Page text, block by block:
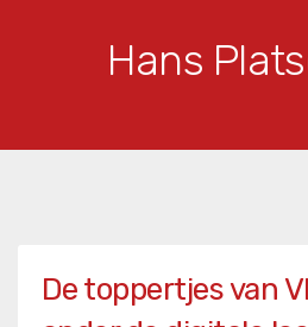
Hans
De toppertjes van